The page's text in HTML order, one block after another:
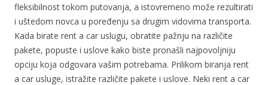
fleksibilnost tokom putovanja, a istovremeno može rezultirati
i uštedom novca u poređenju sa drugim vidovima transporta.
Kada birate rent a car uslugu, obratite pažnju na različite
pakete, popuste i uslove kako biste pronašli najpovoljniju
opciju koja odgovara vašim potrebama. Prilikom biranja rent
a car usluge, istražite različite pakete i uslove. Neki rent a car